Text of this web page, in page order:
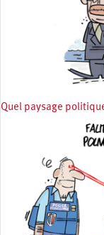
Quel paysage